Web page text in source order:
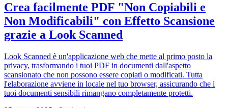
Crea facilmente PDF "Non Copiabili e
Non Modificabili" con Effetto Scansione
grazie a Look Scanned
Look Scanned è un'applicazione web che mette al primo posto la
privacy, trasformando i tuoi PDF in documenti dall'aspetto
scansionato che non possono essere copiati o modificati. Tutta
l'elaborazione avviene in locale nel tuo browser, assicurando che i
tuoi documenti sensibili rimangano completamente protetti.